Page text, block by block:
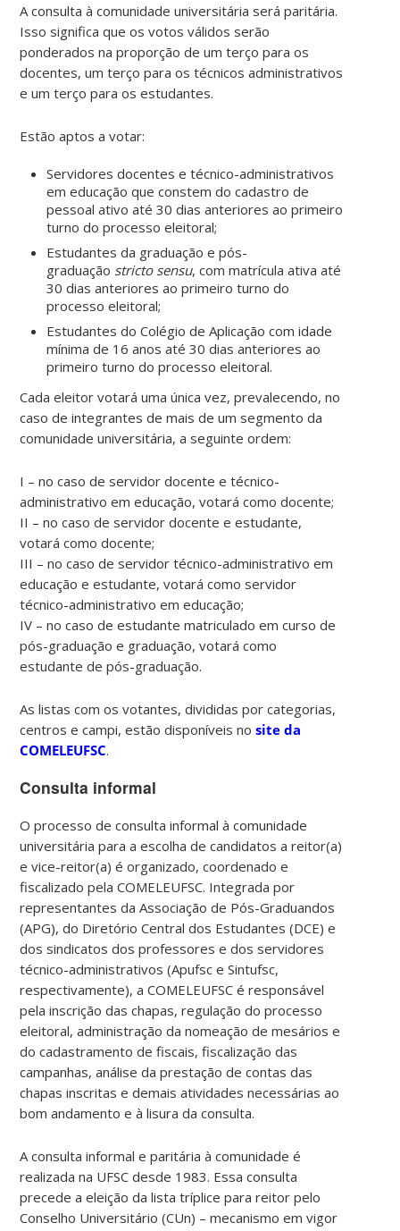
A consulta à comunidade universitária será paritária.
Isso significa que os votos válidos serão
ponderados na proporção de um terço para os
docentes, um terço para os técnicos administrativos
e um terço para os estudantes.
Estão aptos a votar:
Servidores docentes e técnico-administrativos
em educação que constem do cadastro de
pessoal ativo até 30 dias anteriores ao primeiro
turno do processo eleitoral;
Estudantes da graduação e pós-
graduação stricto sensu, com matrícula ativa até
30 dias anteriores ao primeiro turno do
processo eleitoral;
Estudantes do Colégio de Aplicação com idade
mínima de 16 anos até 30 dias anteriores ao
primeiro turno do processo eleitoral.
Cada eleitor votará uma única vez, prevalecendo, no
caso de integrantes de mais de um segmento da
comunidade universitária, a seguinte ordem:
I – no caso de servidor docente e técnico-
administrativo em educação, votará como docente;
II – no caso de servidor docente e estudante,
votará como docente;
III – no caso de servidor técnico-administrativo em
educação e estudante, votará como servidor
técnico-administrativo em educação;
IV – no caso de estudante matriculado em curso de
pós-graduação e graduação, votará como
estudante de pós-graduação.
As listas com os votantes, divididas por categorias,
centros e campi, estão disponíveis nosite da
COMELEUFSC.
Consulta informal
O processo de consulta informal à comunidade
universitária para a escolha de candidatos a reitor(a)
e vice-reitor(a) é organizado, coordenado e
fiscalizado pela COMELEUFSC. Integrada por
representantes da Associação de Pós-Graduandos
(APG), do Diretório Central dos Estudantes (DCE) e
dos sindicatos dos professores e dos servidores
técnico-administrativos (Apufsc e Sintufsc,
respectivamente), a COMELEUFSC é responsável
pela inscrição das chapas, regulação do processo
eleitoral, administração da nomeação de mesários e
do cadastramento de fiscais, fiscalização das
campanhas, análise da prestação de contas das
chapas inscritas e demais atividades necessárias ao
bom andamento e à lisura da consulta.
A consulta informal e paritária à comunidade é
realizada na UFSC desde 1983. Essa consulta
precede a eleição da lista tríplice para reitor pelo
Conselho Universitário (CUn) – mecanismo em vigor